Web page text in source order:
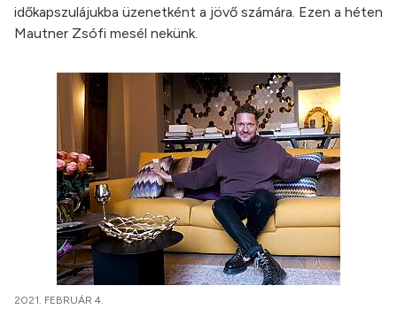
időkapszulájukba üzenetként a jövő számára. Ezen a héten
Mautner Zsófi mesél nekünk.
2021. FEBRUÁR 4.